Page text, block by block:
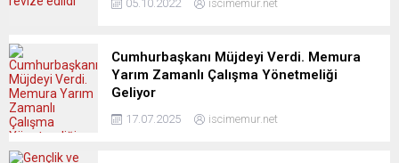
05.10.2022 iscimemur.net
Cumhurbaşkanı Müjdeyi Verdi. Memura
Yarım Zamanlı Çalışma Yönetmeliği
Geliyor
17.07.2025 iscimemur.net